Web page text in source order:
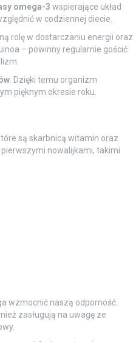
omega-3 wspierające układ
w codziennej diecie.
rolę w dostarczaniu energii oraz
– powinny regularnie gościć
. Dzięki temu organizm
pięknym okresie roku.
są skarbnicą witamin oraz
nowalijkami, takimi
wzmocnić naszą odporność.
zasługują na uwagę ze